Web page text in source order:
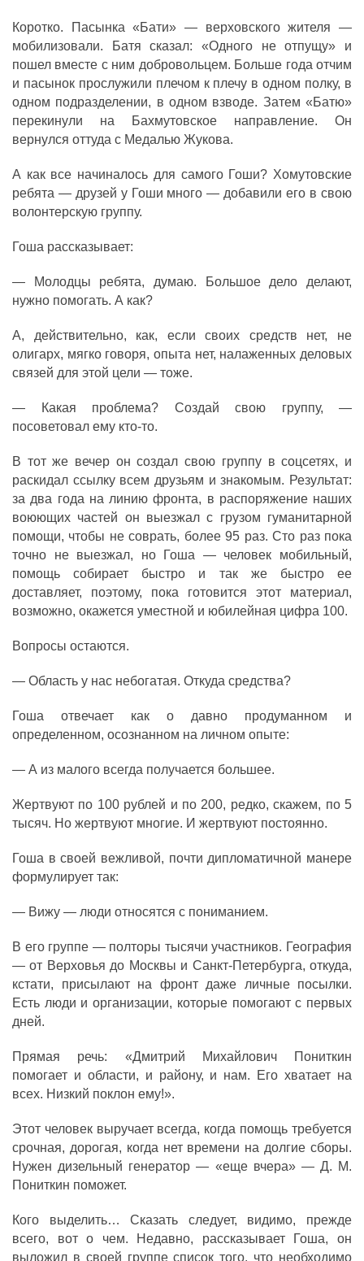
Коротко. Пасынка «Бати» — верховского жителя —
мобилизовали. Батя сказал: «Одного не отпущу» и
пошел вместе с ним добровольцем. Больше года отчим
и пасынок прослужили плечом к плечу в одном полку, в
одном подразделении, в одном взводе. Затем «Батю»
перекинули на Бахмутовское направление. Он
вернулся оттуда с Медалью Жукова.
А как все начиналось для самого Гоши? Хомутовские
ребята — друзей у Гоши много — добавили его в свою
волонтерскую группу.
Гоша рассказывает:
— Молодцы ребята, думаю. Большое дело делают,
нужно помогать. А как?
А, действительно, как, если своих средств нет, не
олигарх, мягко говоря, опыта нет, налаженных деловых
связей для этой цели — тоже.
— Какая проблема? Создай свою группу, —
посоветовал ему кто-то.
В тот же вечер он создал свою группу в соцсетях, и
раскидал ссылку всем друзьям и знакомым. Результат:
за два года на линию фронта, в распоряжение наших
воюющих частей он выезжал с грузом гуманитарной
помощи, чтобы не соврать, более 95 раз. Сто раз пока
точно не выезжал, но Гоша — человек мобильный,
помощь собирает быстро и так же быстро ее
доставляет, поэтому, пока готовится этот материал,
возможно, окажется уместной и юбилейная цифра 100.
Вопросы остаются.
— Область у нас небогатая. Откуда средства?
Гоша отвечает как о давно продуманном и
определенном, осознанном на личном опыте:
— А из малого всегда получается большее.
Жертвуют по 100 рублей и по 200, редко, скажем, по 5
тысяч. Но жертвуют многие. И жертвуют постоянно.
Гоша в своей вежливой, почти дипломатичной манере
формулирует так:
— Вижу — люди относятся с пониманием.
В его группе — полторы тысячи участников. География
— от Верховья до Москвы и Санкт-Петербурга, откуда,
кстати, присылают на фронт даже личные посылки.
Есть люди и организации, которые помогают с первых
дней.
Прямая речь: «Дмитрий Михайлович Пониткин
помогает и области, и району, и нам. Его хватает на
всех. Низкий поклон ему!».
Этот человек выручает всегда, когда помощь требуется
срочная, дорогая, когда нет времени на долгие сборы.
Нужен дизельный генератор — «еще вчера» — Д. М.
Пониткин поможет.
Кого выделить… Сказать следует, видимо, прежде
всего, вот о чем. Недавно, рассказывает Гоша, он
выложил в своей группе список того, что необходимо